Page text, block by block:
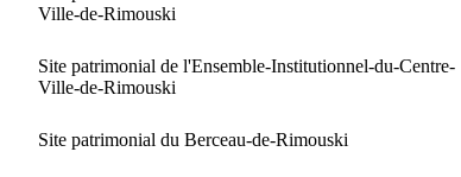
Ville-de-Rimouski
Site patrimonial de l'Ensemble-Institutionnel-du-Centre-
Ville-de-Rimouski
Site patrimonial du Berceau-de-Rimouski